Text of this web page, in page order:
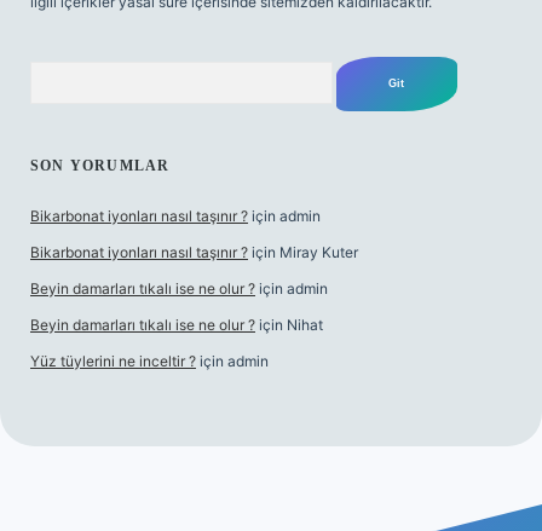
SON YORUMLAR
Bikarbonat iyonları nasıl taşınır ? için admin
Bikarbonat iyonları nasıl taşınır ? için Miray Kuter
Beyin damarları tıkalı ise ne olur ? için admin
Beyin damarları tıkalı ise ne olur ? için Nihat
Yüz tüylerini ne inceltir ? için admin